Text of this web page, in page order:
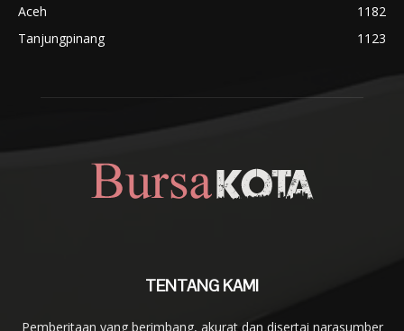
Aceh
1182
Tanjungpinang
1123
TENTANG KAMI
Pemberitaan yang berimbang, akurat dan disertai narasumber